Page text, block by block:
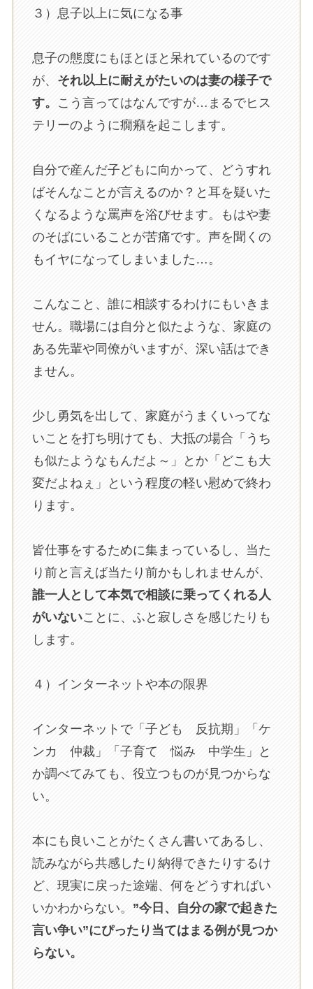
３）息子以上に気になる事
息子の態度にもほとほと呆れているのです
が、 それ以上に耐えがたいのは妻の様子で
す。
こう言ってはなんですが…まるでヒス
テリーのように癇癪を起こします。
自分で産んだ子どもに向かって、どうすれ
ばそんなことが言えるのか？と耳を疑いた
くなるような罵声を浴びせます。もはや妻
のそばにいることが苦痛です。声を聞くの
もイヤになってしまいました…。
こんなこと、誰に相談するわけにもいきま
せん。職場には自分と似たような、家庭の
ある先輩や同僚がいますが、深い話はでき
ません。
少し勇気を出して、家庭がうまくいってな
いことを打ち明けても、大抵の場合「うち
も似たようなもんだよ～」とか「どこも大
変だよねぇ」という程度の軽い慰めで終わ
ります。
皆仕事をするために集まっているし、当た
り前と言えば当たり前かもしれませんが、
誰一人として本気で相談に乗ってくれる人
がいないことに、ふと寂しさを感じたりも
します。
４）インターネットや本の限界
インターネットで「子ども 反抗期」「ケ
ンカ 仲裁」「子育て 悩み 中学生」と
か調べてみても、役立つものが見つからな
い。
本にも良いことがたくさん書いてあるし、
読みながら共感したり納得できたりするけ
ど、現実に戻った途端、何をどうすればい
いかわからない。 ”今日、自分の家で起きた
言い争い”にぴったり当てはまる例が見つか
らない。